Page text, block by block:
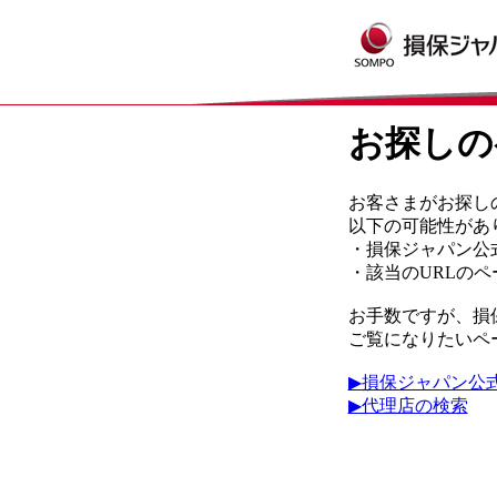
お探し
お客さまがお探
以下の可能性があ
・損保ジャパン
・該当のURLの
お手数ですが、
ご覧になりたい
▶損保ジャパン公
▶代理店の検索